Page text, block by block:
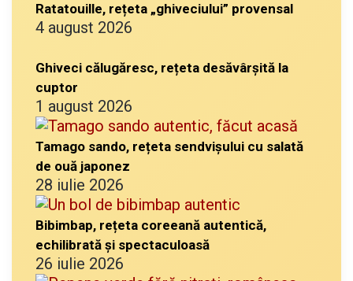
Ratatouille, rețeta „ghiveciului” provensal
4 august 2026
Ghiveci călugăresc, rețeta desăvârșită la
cuptor
1 august 2026
Tamago sando, rețeta sendvișului cu salată
de ouă japonez
28 iulie 2026
Bibimbap, rețeta coreeană autentică,
echilibrată și spectaculoasă
26 iulie 2026